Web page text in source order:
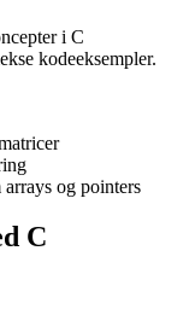
i C
kodeeksempler.
og pointers
C